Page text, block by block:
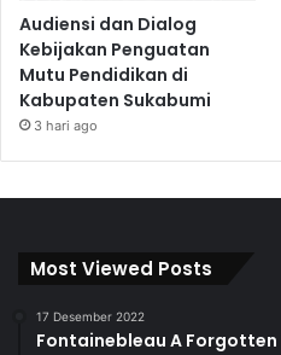
Audiensi dan Dialog
Kebijakan Penguatan
Mutu Pendidikan di
Kabupaten Sukabumi
3 hari ago
Most Viewed Posts
17 Desember 2022
Fontainebleau A Forgotten